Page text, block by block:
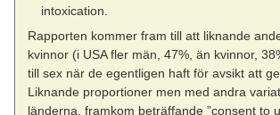
intoxication.
Rapporten kommer fram till att liknande
kvinnor (i USA fler män, 47%, än kvinnor,
till sex när de egentligen haft för avsikt att
Liknande proportioner men med andra
länderna, framkom beträffande ”consent to